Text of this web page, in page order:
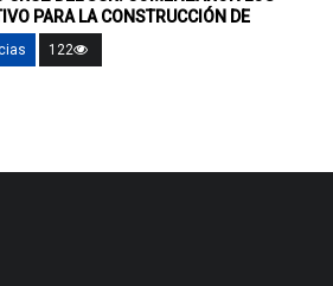
PARA LA CONSTRUCCIÓN DE
122